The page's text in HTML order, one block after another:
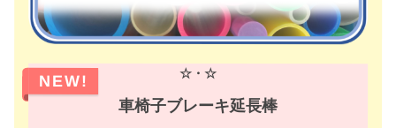
NEW! ☆・☆
車椅子ブレーキ延長棒